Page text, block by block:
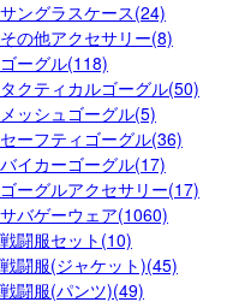
サングラスケース(24)
その他アクセサリー(8)
ゴーグル(118)
タクティカルゴーグル(50)
メッシュゴーグル(5)
セーフティゴーグル(36)
バイカーゴーグル(17)
ゴーグルアクセサリー(17)
サバゲーウェア(1060)
戦闘服セット(10)
戦闘服(ジャケット)(45)
戦闘服(パンツ)(49)